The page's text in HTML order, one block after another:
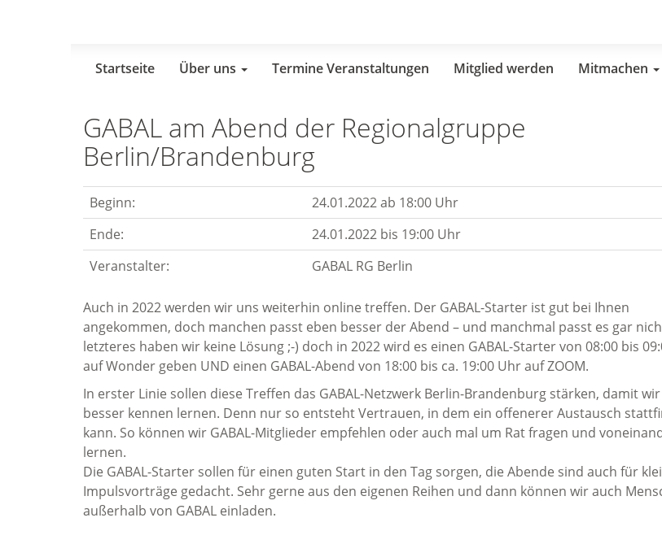
Startseite Über uns Termine Veranstaltungen Mitglied werden Mitmachen
GABAL am Abend der Regionalgruppe
Berlin/Brandenburg
Beginn:
24.01.2022 ab 18:00 Uhr
Ende:
24.01.2022 bis 19:00 Uhr
Veranstalter:
GABAL RG Berlin
Auch in 2022 werden wir uns weiterhin online treffen. Der GABAL-Starter ist gut bei Ihnen
angekommen, doch manchen passt eben besser der Abend – und manchmal passt es gar
letzteres haben wir keine Lösung ;-) doch in 2022 wird es einen GABAL-Starter von 08:00 bis
auf Wonder geben UND einen GABAL-Abend von 18:00 bis ca. 19:00 Uhr auf ZOOM.
In erster Linie sollen diese Treffen das GABAL-Netzwerk Berlin-Brandenburg stärken, damit
besser kennen lernen. Denn nur so entsteht Vertrauen, in dem ein offenerer Austausch
kann. So können wir GABAL-Mitglieder empfehlen oder auch mal um Rat fragen und
lernen.
Die GABAL-Starter sollen für einen guten Start in den Tag sorgen, die Abende sind auch für
Impulsvorträge gedacht. Sehr gerne aus den eigenen Reihen und dann können wir auch
außerhalb von GABAL einladen.